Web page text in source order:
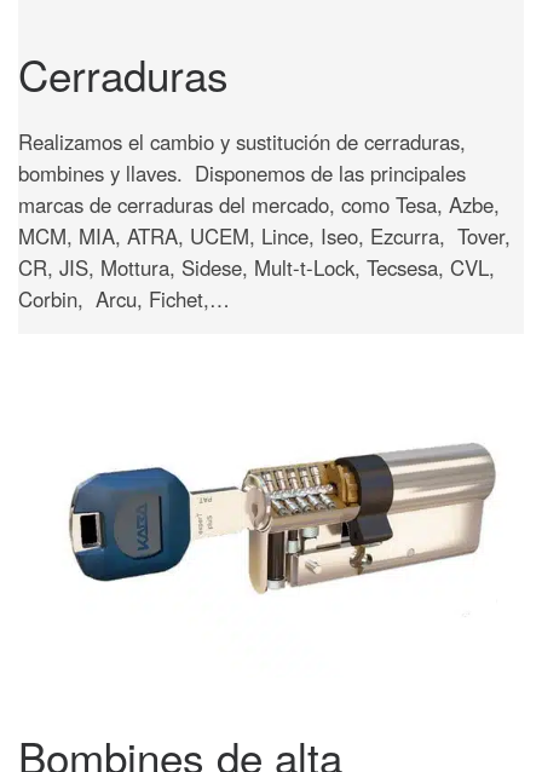
Cerraduras
Realizamos el cambio y sustitución de cerraduras,
bombines y llaves. Disponemos de las principales
marcas de cerraduras del mercado, como Tesa, Azbe,
MCM, MIA, ATRA, UCEM, Lince, Iseo, Ezcurra, Tover,
CR, JIS, Mottura, Sidese, Mult-t-Lock, Tecsesa, CVL,
Corbin, Arcu, Fichet,…
Bombines de alta